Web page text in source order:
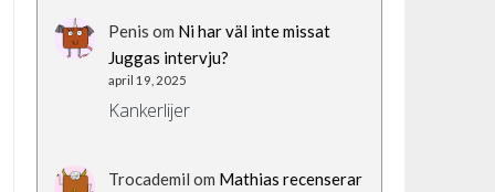
Penis om Ni har väl inte missat
Juggas intervju?
april 19, 2025
Kankerlijer
Trocademil om Mathias recenserar